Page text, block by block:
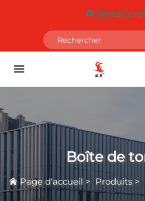
[email
Boîte de
Page d'accueil > Produits >